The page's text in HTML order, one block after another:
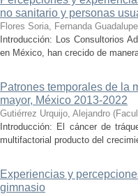
no sanitario y personas
Flores Soria, Fernanda Guadalupe
Introducción: Los Consultorios
en México, han crecido de
Patrones temporales de la
mayor, México 2013-2022
Gutiérrez Urquijo, Alejandro (
Introducción: El cáncer de
multifactorial producto del
Experiencias y
gimnasio